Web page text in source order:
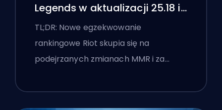
Legends w aktualizacji 25.18 i
flagi boostingu
TL;DR: Nowe egzekwowanie
rankingowe Riot skupia się na
podejrzanych zmianach MMR i za…